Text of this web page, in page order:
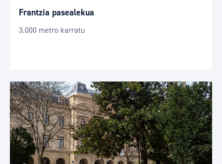
Frantzia pasealekua
3.000 metro karratu